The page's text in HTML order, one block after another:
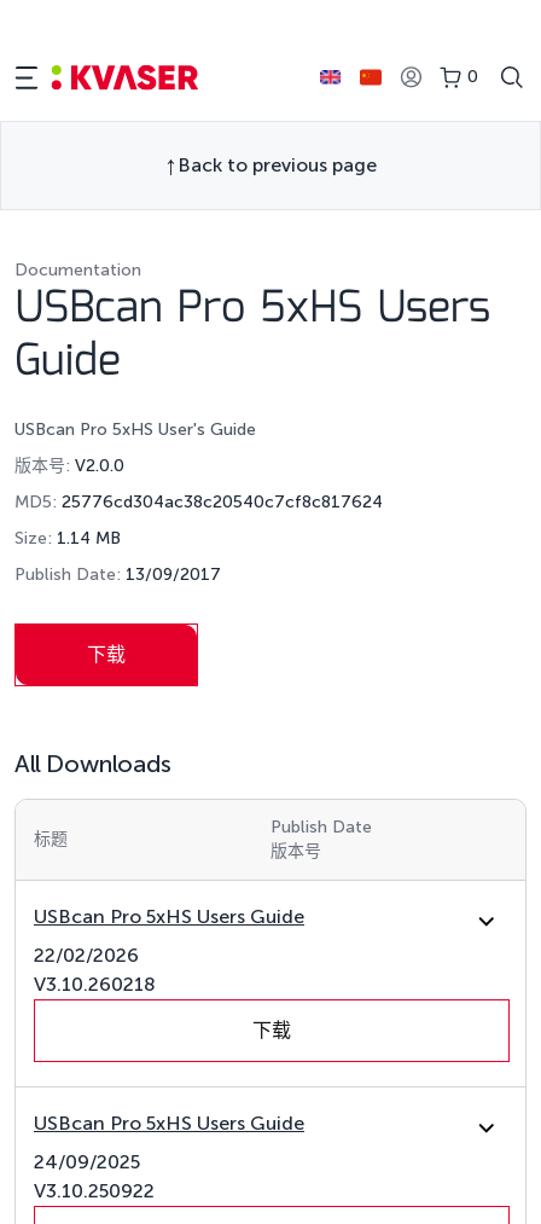
0
Back to previous page
Documentation
USBcan Pro 5xHS Users
Guide
USBcan Pro 5xHS User's Guide
版本号: V2.0.0
MD5: 25776cd304ac38c20540c7cf8c817624
Size: 1.14 MB
Publish Date: 13/09/2017
下载
All Downloads
标题
Publish Date
版本号
USBcan Pro 5xHS Users Guide
22/02/2026
V3.10.260218
下载
USBcan Pro 5xHS Users Guide
24/09/2025
V3.10.250922